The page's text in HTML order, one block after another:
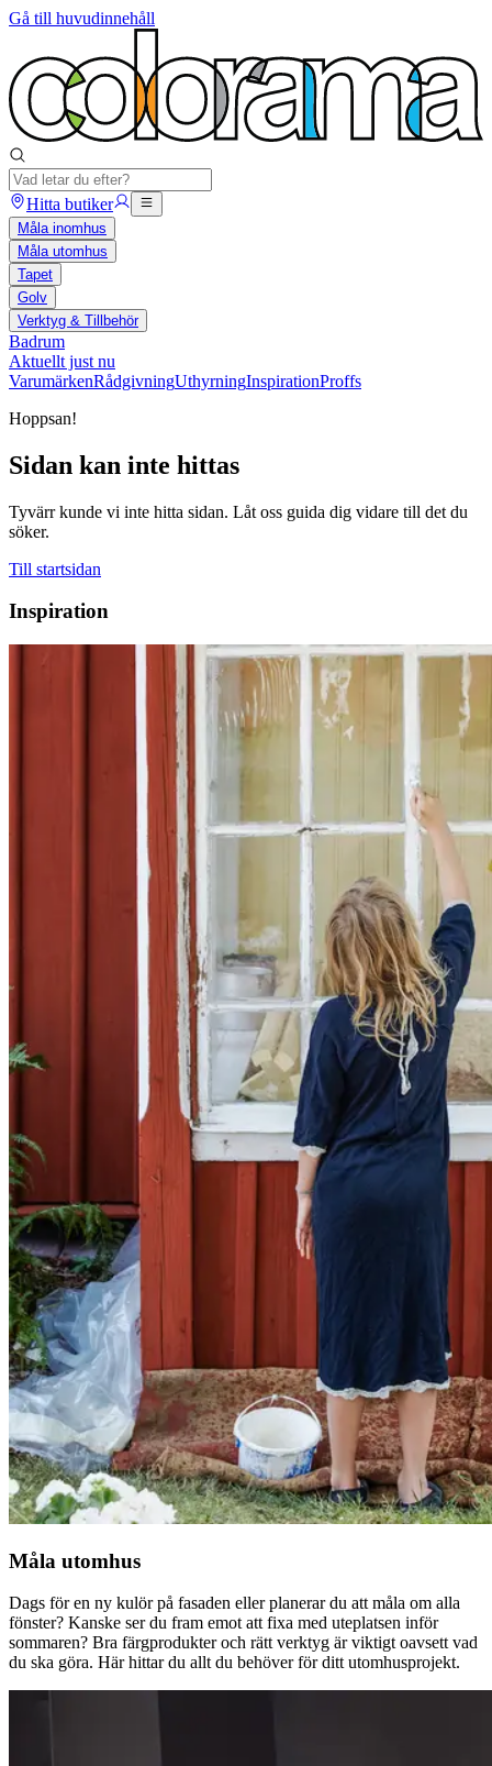
Gå till huvudinnehåll
Hitta butiker
Måla inomhus
Måla utomhus
Tapet
Golv
Verktyg & Tillbehör
Badrum
Aktuellt just nu
VarumärkenRådgivningUthyrningInspirationProffs
Hoppsan!
Sidan kan inte hittas
Tyvärr kunde vi inte hitta sidan. Låt oss guida dig vidare till det du
söker.
Till startsidan
Inspiration
Måla utomhus
Dags för en ny kulör på fasaden eller planerar du att måla om alla
fönster? Kanske ser du fram emot att fixa med uteplatsen inför
sommaren? Bra färgprodukter och rätt verktyg är viktigt oavsett vad
du ska göra. Här hittar du allt du behöver för ditt utomhusprojekt.